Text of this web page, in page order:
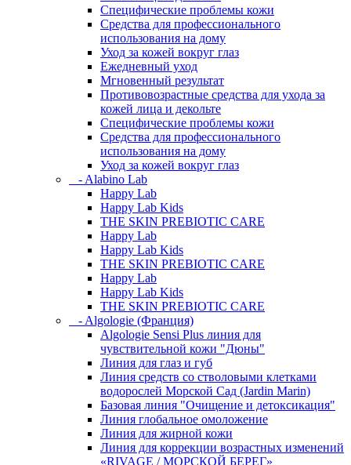
Специфические проблемы кожи
Средства для профессионального
использования на дому
Уход за кожей вокруг глаз
Ежедневный уход
Мгновенный результат
Противовозрастные средства для ухода за
кожей лица и декольте
Специфические проблемы кожи
Средства для профессионального
использования на дому
Уход за кожей вокруг глаз
- Alabino Lab
Happy Lab
Happy Lab Kids
THE SKIN PREBIOTIC CARE
Happy Lab
Happy Lab Kids
THE SKIN PREBIOTIC CARE
Happy Lab
Happy Lab Kids
THE SKIN PREBIOTIC CARE
- Algologie (Франция)
Algologie Sensi Plus линия для
чувcтвительной кожи "Дюны"
Линия для глаз и губ
Линия средств со стволовыми клетками
водорослей Морской Сад (Jardin Marin)
Базовая линия "Очищение и детоксикация"
Линия глобальное омоложение
Линия для жирной кожи
Линия для коррекции возрастных изменений
«RIVAGE / МОРСКОЙ БЕРЕГ»